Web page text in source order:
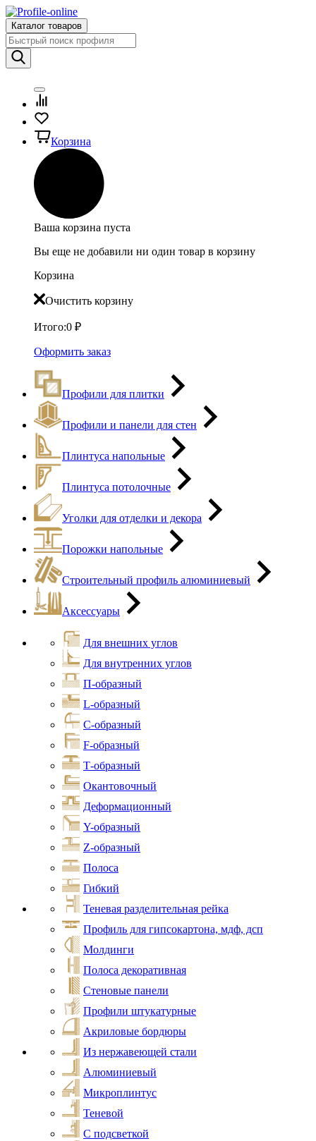
Каталог товаров
Корзина
Ваша корзина пуста
Вы еще не добавили ни один товар в корзину
Корзина
Очистить корзину
Итого:0 ₽
Оформить заказ
Профили для плитки
Профили и панели для стен
Плинтуса напольные
Плинтуса потолочные
Уголки для отделки и декора
Порожки напольные
Строительный профиль алюминиевый
Аксессуары
Для внешних углов
Для внутренних углов
П-образный
L-образный
С-образный
F-образный
Т-образный
Окантовочный
Деформационный
Y-образный
Z-образный
Полоса
Гибкий
Теневая разделительная рейка
Профиль для гипсокартона, мдф, дсп
Молдинги
Полоса декоративная
Стеновые панели
Профили штукатурные
Акриловые бордюры
Из нержавеющей стали
Алюминиевый
Микроплинтус
Теневой
С подсветкой